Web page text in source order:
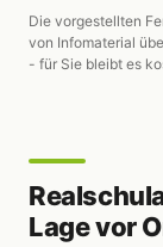
Die vorgestellten
von Infomaterial
- für Sie bleibt es
Lage vor